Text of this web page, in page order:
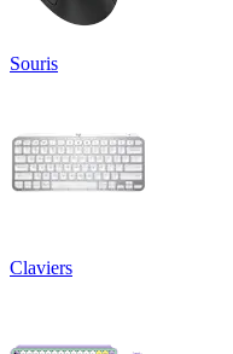
Souris
Claviers